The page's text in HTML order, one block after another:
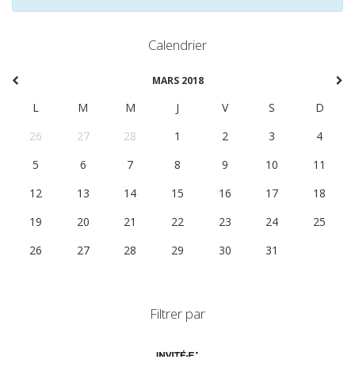
Calendrier
MARS 2018
L M M J V S
D
26
27 28 1 2 3
4
5
6 7 8 9 10
11
12
13 14 15 16 17
18
19
20 21 22 23 24
25
26
27 28 29 30 31
Filtrer par